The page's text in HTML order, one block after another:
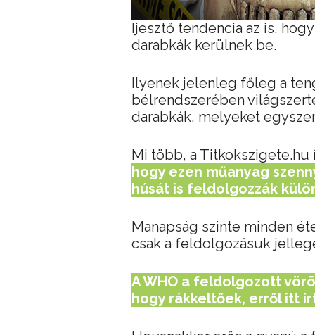
Ijesztő tendencia az is,
darabkák kerülnek be.
Ilyenek jelenleg főleg a
bélrendszerében
darabkák, melyeket
Mi több, a Titkokszigete.hu
hogy ezen műanyag
húsát is feldolgozzák
Manapság szinte minden
csak a feldolgozásuk
A WHO a feldolgozott
hogy rákkeltőek, erről itt